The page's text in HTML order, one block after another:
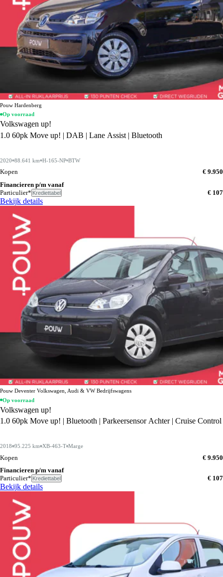
Pouw Hardenberg
Op voorraad
Volkswagen up!
1.0 60pk Move up! | DAB | Lane Assist | Bluetooth
2020 88.641 km H-165-NP BTW
Kopen
€ 9.950
Financieren p/m vanaf
Particulier* Krediettabel € 107
Bekijk details
Pouw Deventer Volkswagen, Audi & VW Bedrijfswagens
Op voorraad
Volkswagen up!
1.0 60pk Move up! | Bluetooth | Parkeersensor Achter | Cruise Control
2018 95.225 km XB-463-T Marge
Kopen
€ 9.950
Financieren p/m vanaf
Particulier* Krediettabel € 107
Bekijk details